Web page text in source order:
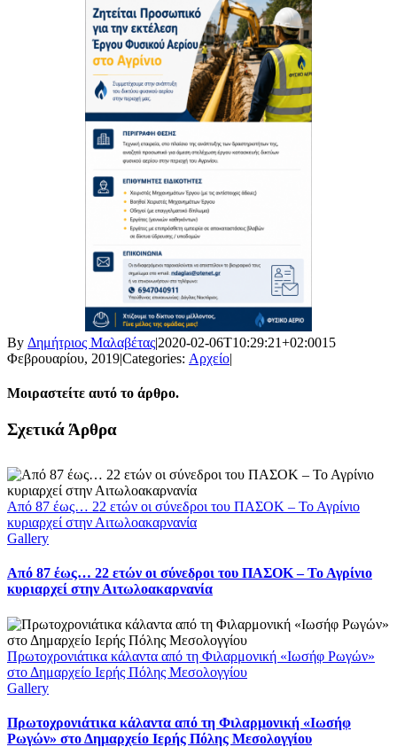
By Δημήτριος Μαλαβέτας|2020-02-06T10:29:21+02:0015
Φεβρουαρίου, 2019|Categories: Αρχείο|
Μοιραστείτε αυτό το άρθρο.
Facebook
X
LinkedIn
WhatsApp
Email
Σχετικά Άρθρα
Από 87 έως… 22 ετών οι σύνεδροι του ΠΑΣΟΚ – Το Αγρίνιο
κυριαρχεί στην Αιτωλοακαρνανία
Gallery
Από 87 έως… 22 ετών οι σύνεδροι του ΠΑΣΟΚ – Το Αγρίνιο
κυριαρχεί στην Αιτωλοακαρνανία
Πρωτοχρονιάτικα κάλαντα από τη Φιλαρμονική «Ιωσήφ Ρωγών»
στο Δημαρχείο Ιερής Πόλης Μεσολογγίου
Gallery
Πρωτοχρονιάτικα κάλαντα από τη Φιλαρμονική «Ιωσήφ
Ρωγών» στο Δημαρχείο Ιερής Πόλης Μεσολογγίου